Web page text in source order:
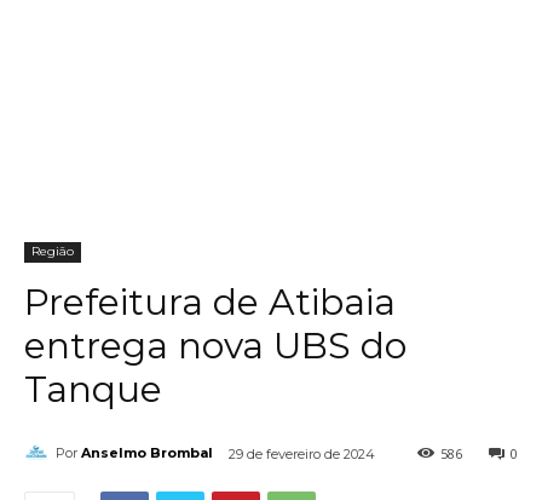
Região
Prefeitura de Atibaia
entrega nova UBS do
Tanque
Por Anselmo Brombal 29 de fevereiro de 2024 0
586